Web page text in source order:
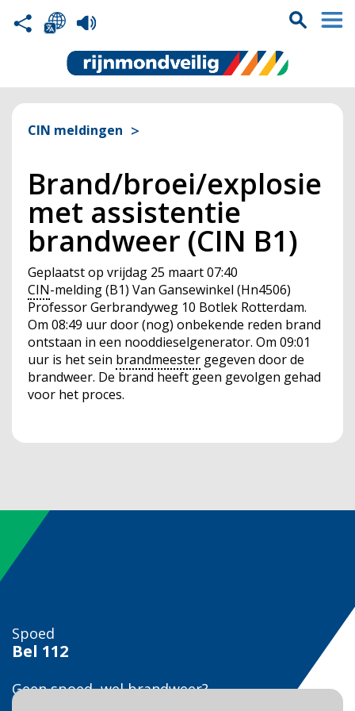
CIN meldingen
Brand/broei/explosie
met assistentie
brandweer (CIN B1)
Geplaatst op vrijdag 25 maart 07:40
CIN-melding (B1) Van Gansewinkel (Hn4506)
Professor Gerbrandyweg 10 Botlek Rotterdam.
Om 08:49 uur door (nog) onbekende reden brand
ontstaan in een nooddieselgenerator. Om 09:01
uur is het sein brandmeester gegeven door de
brandweer. De brand heeft geen gevolgen gehad
voor het proces.
Spoed
Bel 112
Geen spoed, wel brandweer?
Bel